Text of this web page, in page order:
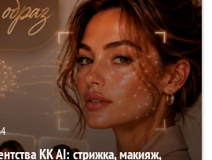
KK AI: стрижка, макияж,